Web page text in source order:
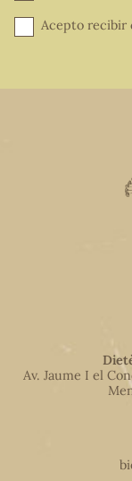
Acepto recibir
Av. Jaume I el